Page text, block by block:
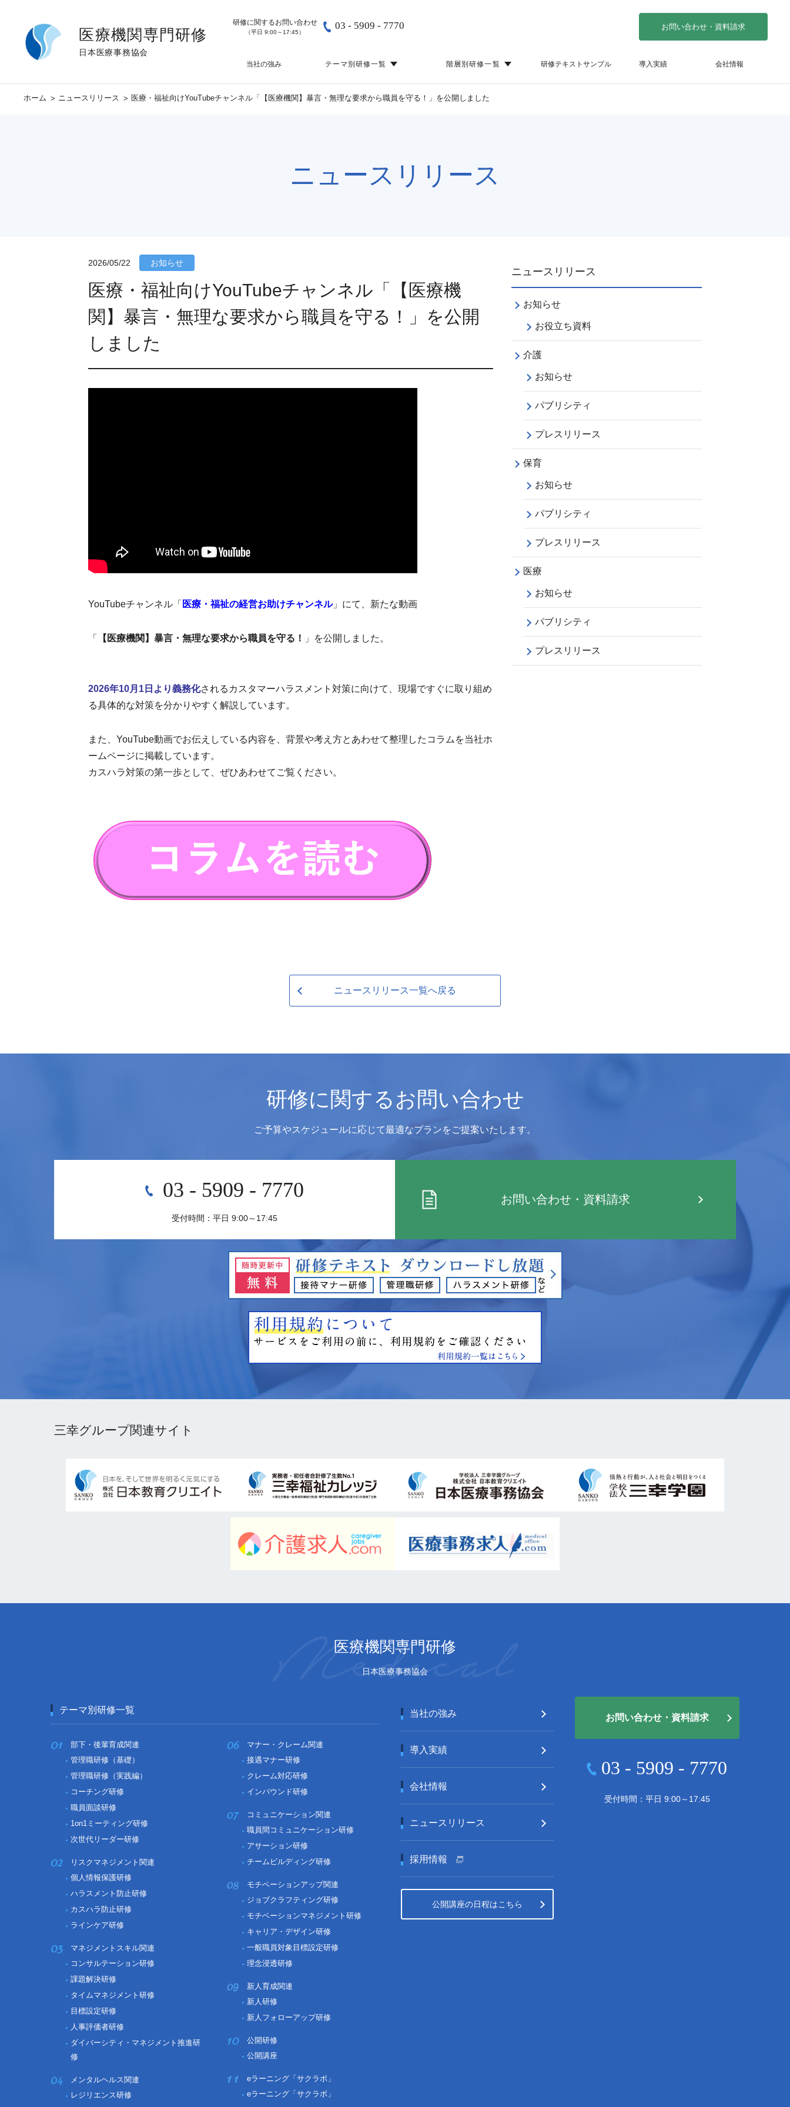
医療機関専門研修
日本医療事務協会
研修に関するお問い合わせ
（平日 9:00～17:45）
03 - 5909 - 7770 お問い合わせ・資料請求
当社の強み テーマ別研修一覧
部下・後輩育成
管理職研修（基礎）
1on1ミーティング研修
モチベーションアップ
公開講座
階層別研修一覧
管理職向け
アサーション研修
新人・若手職員向け
研修テキストサンプル 導入実績 会社情報
ホーム ニュースリリース 医療・福祉向けYouTubeチャンネル「【医療機関】暴言・無理な要求から職員を守る！」を公開しました
ニュースリリース
2026/05/22 お知らせ
医療・福祉向けYouTubeチャンネル「【医療機
関】暴言・無理な要求から職員を守る！」を公開
しました
YouTubeチャンネル「 医療・福祉の経営お助けチャンネル」にて、新たな動画
「 【医療機関】暴言・無理な要求から職員を守る！ 」を公開しました。
2026年10月1日より義務化されるカスタマーハラスメント対策に向けて、現場ですぐに取り組め
る具体的な対策を分かりやすく解説しています。
また、YouTube動画でお伝えしている内容を、背景や考え方とあわせて整理したコラムを当社ホ
ームページに掲載しています。
カスハラ対策の第一歩として、ぜひあわせてご覧ください。
ニュースリリース
お知らせ
お役立ち資料
介護
お知らせ
パブリシティ
プレスリリース
保育
お知らせ
パブリシティ
プレスリリース
医療
お知らせ
パブリシティ
プレスリリース
ニュースリリース一覧へ戻る
研修に関するお問い合わせ
ご予算やスケジュールに応じて最適なプランをご提案いたします。
03 - 5909 - 7770
受付時間：平日 9:00～17:45
お問い合わせ・資料請求
三幸グループ関連サイト
医療機関専門研修
日本医療事務協会
テーマ別研修一覧
部下・後輩育成関連
管理職研修（基礎）
管理職研修（実践編）
コーチング研修
職員面談研修
1on1ミーティング研修
次世代リーダー研修
リスクマネジメント関連
個人情報保護研修
ハラスメント防止研修
カスハラ防止研修
ラインケア研修
マネジメントスキル関連
コンサルテーション研修
課題解決研修
タイムマネジメント研修
目標設定研修
人事評価者研修
ダイバーシティ・マネジメント推進研
修
メンタルヘルス関連
レジリエンス研修
マナー・クレーム関連
接遇マナー研修
クレーム対応研修
インバウンド研修
コミュニケーション関連
職員間コミュニケーション研修
アサーション研修
チームビルディング研修
モチベーションアップ関連
ジョブクラフティング研修
モチベーションマネジメント研修
キャリア・デザイン研修
一般職員対象目標設定研修
理念浸透研修
新人育成関連
新人研修
新人フォローアップ研修
公開研修
公開講座
eラーニング「サクラボ」
eラーニング「サクラボ」
当社の強み
導入実績
会社情報
ニュースリリース
採用情報
公開講座の日程はこちら
お問い合わせ・資料請求
03 - 5909 - 7770
受付時間：平日 9:00～17:45